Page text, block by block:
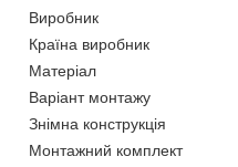
Виробник
Країна виробник
Матеріал
Варіант монтажу
Знімна конструкція
Монтажний комплект